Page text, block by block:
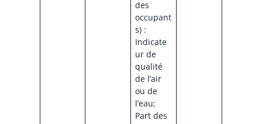
des
occupant
s) :
Indicate
ur de
qualité
de l’air
ou de
l’eau;
Part des